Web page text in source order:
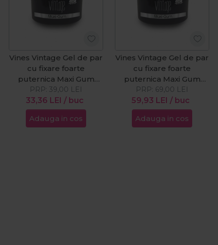
Vines Vintage Gel de par
cu fixare foarte
puternica Maxi Gum
125ml
33,36 LEI / buc
PRP: 39,00 LEI
Adauga in cos
Vines Vintage Gel de par
cu fixare foarte
puternica Maxi Gum
300ml
59,93 LEI / buc
PRP: 69,00 LEI
Adauga in cos